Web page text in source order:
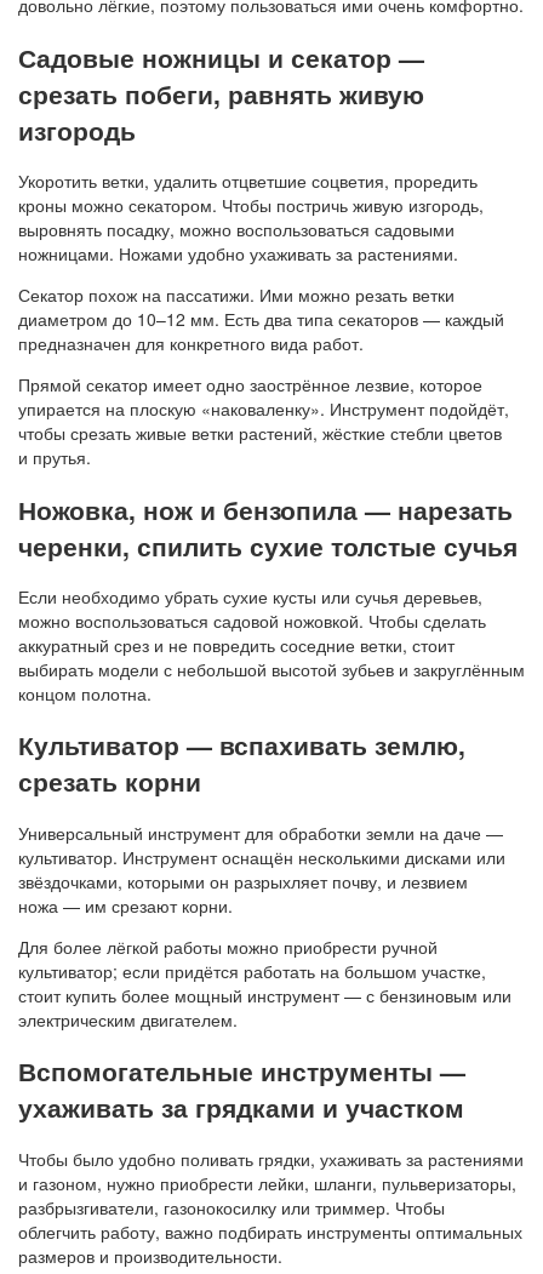
довольно лёгкие, поэтому пользоваться ими очень комфортно.
Садовые ножницы и секатор —
срезать побеги, равнять живую
изгородь
Укоротить ветки, удалить отцветшие соцветия, проредить
кроны можно секатором. Чтобы постричь живую изгородь,
выровнять посадку, можно воспользоваться садовыми
ножницами. Ножами удобно ухаживать за растениями.
Секатор похож на пассатижи. Ими можно резать ветки
диаметром до 10–12 мм. Есть два типа секаторов — каждый
предназначен для конкретного вида работ.
Прямой секатор имеет одно заострённое лезвие, которое
упирается на плоскую «наковаленку». Инструмент подойдёт,
чтобы срезать живые ветки растений, жёсткие стебли цветов
и прутья.
Ножовка, нож и бензопила — нарезать
черенки, спилить сухие толстые сучья
Если необходимо убрать сухие кусты или сучья деревьев,
можно воспользоваться садовой ножовкой. Чтобы сделать
аккуратный срез и не повредить соседние ветки, стоит
выбирать модели с небольшой высотой зубьев и закруглённым
концом полотна.
Культиватор — вспахивать землю,
срезать корни
Универсальный инструмент для обработки земли на даче —
культиватор. Инструмент оснащён несколькими дисками или
звёздочками, которыми он разрыхляет почву, и лезвием
ножа — им срезают корни.
Для более лёгкой работы можно приобрести ручной
культиватор; если придётся работать на большом участке,
стоит купить более мощный инструмент — с бензиновым или
электрическим двигателем.
Вспомогательные инструменты —
ухаживать за грядками и участком
Чтобы было удобно поливать грядки, ухаживать за растениями
и газоном, нужно приобрести лейки, шланги, пульверизаторы,
разбрызгиватели, газонокосилку или триммер. Чтобы
облегчить работу, важно подбирать инструменты оптимальных
размеров и производительности.